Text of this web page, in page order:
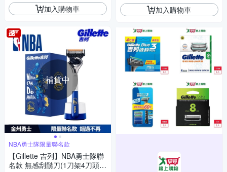
加入購物車
補貨中
NBA勇士隊限量聯名款
【Gillette 吉列】NBA勇士隊聯
名款 無感刮鬍刀(1刀架4刀頭1
加入購物車